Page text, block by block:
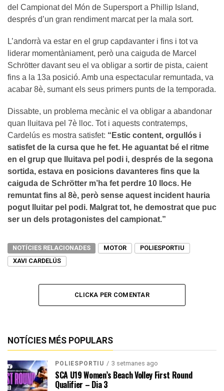
del Campionat del Món de Supersport a Phillip Island,
després d’un gran rendiment marcat per la mala sort.
L’andorrà va estar en el grup capdavanter i fins i tot va
liderar momentàniament, però una caiguda de Marcel
Schrötter davant seu el va obligar a sortir de pista, caient
fins a la 13a posició. Amb una espectacular remuntada, va
acabar 8è, sumant els seus primers punts de la temporada.
Dissabte, un problema mecànic el va obligar a abandonar
quan lluitava pel 7è lloc. Tot i aquests contratemps,
Cardelús es mostra satisfet: “Estic content, orgullós i
satisfet de la cursa que he fet. He aguantat bé el ritme
en el grup que lluitava pel podi i, després de la segona
sortida, estava en posicions davanteres fins que la
caiguda de Schrötter m’ha fet perdre 10 llocs. He
remuntat fins al 8è, però sense aquest incident hauria
pogut lluitar pel podi. Malgrat tot, he demostrat que puc
ser un dels protagonistes del campionat.”
NOTÍCIES RELACIONADES MOTOR
POLIESPORTIU
XAVI CARDELÚS
CLICKA PER COMENTAR
NOTÍCIES MÉS POPULARS
POLIESPORTIU 3 setmanes ago
SCA U19 Women’s Beach Volley First Round
Qualifier – Dia 3